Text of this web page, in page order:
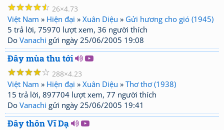
☆
☆
☆
☆
☆ 26 4.73
Việt Nam » Hiện đại » Xuân Diệu » Gửi hương cho gió (1945)
5 trả lời, 75970 lượt xem, 36 người thích
Do Vanachi gửi ngày 25/06/2005 19:08
Đây mùa thu tới
☆
☆
☆
☆
☆ 288 4.23
Việt Nam » Hiện đại » Xuân Diệu » Thơ thơ (1938)
15 trả lời, 897704 lượt xem, 77 người thích
Do Vanachi gửi ngày 25/06/2005 19:41
Đây thôn Vĩ Dạ